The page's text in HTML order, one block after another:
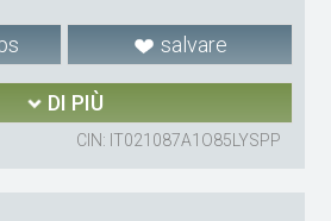
salvare
DI PIÙ
CIN: IT021087A1O85LYSPP